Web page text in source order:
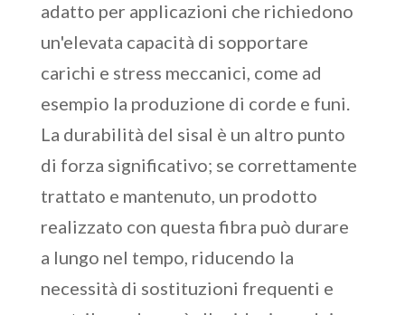
adatto per applicazioni che richiedono
un'elevata capacità di sopportare
carichi e stress meccanici, come ad
esempio la produzione di corde e funi.
La durabilità del sisal è un altro punto
di forza significativo; se correttamente
trattato e mantenuto, un prodotto
realizzato con questa fibra può durare
a lungo nel tempo, riducendo la
necessità di sostituzioni frequenti e